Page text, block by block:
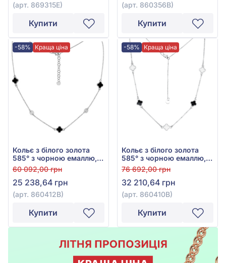
(арт. 869315Е)
Купити
(арт. 860356В)
Купити
-58% Краща ціна
Кольє з білого золота
585° з чорною емаллю,
арт. 860412В
60 092,00 грн
25 238,64 грн
(арт. 860412В)
Купити
-58% Краща ціна
Кольє з білого золота
585° з чорною емаллю,
арт. 860410В
76 692,00 грн
32 210,64 грн
(арт. 860410В)
Купити